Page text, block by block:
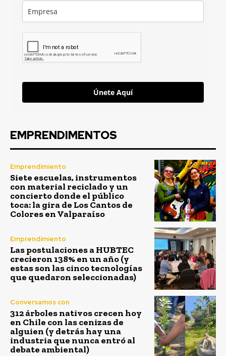
Únete Aquí
EMPRENDIMENTOS
Emprendimiento
Siete escuelas, instrumentos
con material reciclado y un
concierto donde el público
toca: la gira de Los Cantos de
Colores en Valparaíso
Emprendimiento
Las postulaciones a HUBTEC
crecieron 138% en un año (y
estas son las cinco tecnologías
que quedaron seleccionadas)
Conversamos con
312 árboles nativos crecen hoy
en Chile con las cenizas de
alguien (y detrás hay una
industria que nunca entró al
debate ambiental)